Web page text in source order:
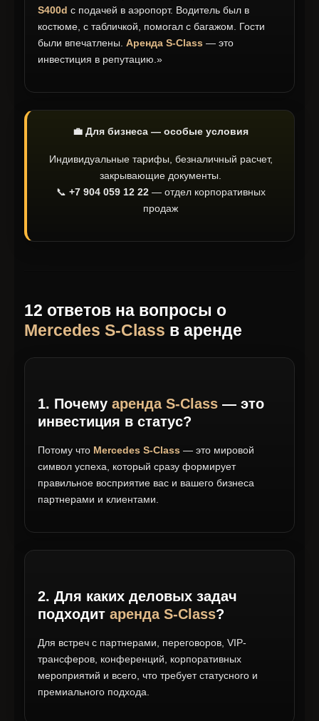
S400d с подачей в аэропорт. Водитель был в
костюме, с табличкой, помогал с багажом. Гости
были впечатлены. Аренда S-Class — это
инвестиция в репутацию.»
💼 Для бизнеса — особые условия
Индивидуальные тарифы, безналичный расчет,
закрывающие документы.
📞 +7 904 059 12 22— отдел корпоративных
продаж
12 ответов на вопросы о
Mercedes S-Class в аренде
1. Почему аренда S-Class — это
инвестиция в статус?
Потому что Mercedes S-Class — это мировой
символ успеха, который сразу формирует
правильное восприятие вас и вашего бизнеса
партнерами и клиентами.
2. Для каких деловых задач
подходит аренда S-Class?
Для встреч с партнерами, переговоров, VIP-
трансферов, конференций, корпоративных
мероприятий и всего, что требует статусного и
премиального подхода.